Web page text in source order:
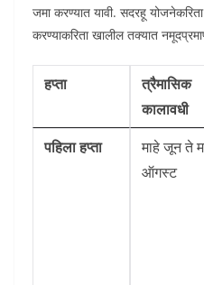
जमा करण्यात यावी. सदरहू योजनेकरिता
करण्याकरिता खालील तक्यात
हप्ता
त्रैमासिक
कालावधी
पहिला हप्ता
माहे जून ते
ऑगस्ट